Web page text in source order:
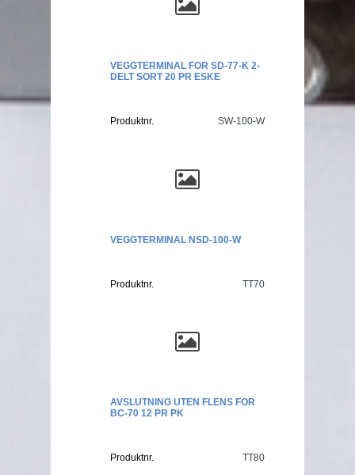
VEGGTERMINAL FOR SD-77-K 2-
DELT SORT 20 PR ESKE
Produktnr. SW-100-W
VEGGTERMINAL NSD-100-W
Produktnr. TT70
AVSLUTNING UTEN FLENS FOR
BC-70 12 PR PK
Produktnr. TT80